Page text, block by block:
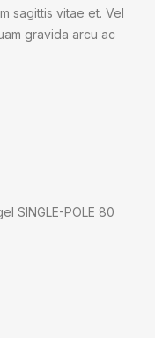
sagittis vitae et. Vel
gravida arcu ac
SINGLE-POLE 80